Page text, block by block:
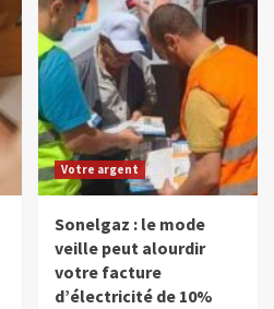
Votre argent
Sonelgaz : le mode
veille peut alourdir
votre facture
d’électricité de 10%